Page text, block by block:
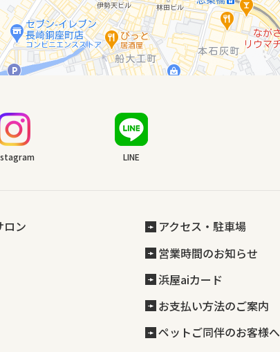
LINE
ロン
アクセス・駐車場
営業時間のお知らせ
浜屋aiカード
お支払い方法のご案内
ペットご同伴のお客様へ